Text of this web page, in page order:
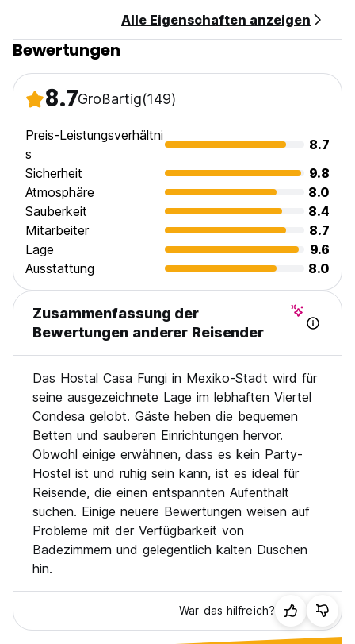
Frühstück inkludiert.
24 Stunden Empfang.
Wir akzeptieren Kunden nicht jünger als 18 Jahre. (Auto-
translated from original language)
Alle Eigenschaften anzeigen
Bewertungen
8.7Großartig(149)
Preis-Leistungsverhältni
s
8.7
Sicherheit
9.8
Atmosphäre
8.0
Sauberkeit
8.4
Mitarbeiter
8.7
Lage
9.6
Ausstattung
8.0
Zusammenfassung der
Bewertungen anderer Reisender
Das Hostal Casa Fungi in Mexiko-Stadt wird für
seine ausgezeichnete Lage im lebhaften Viertel
Condesa gelobt. Gäste heben die bequemen
Betten und sauberen Einrichtungen hervor.
Obwohl einige erwähnen, dass es kein Party-
Hostel ist und ruhig sein kann, ist es ideal für
Reisende, die einen entspannten Aufenthalt
suchen. Einige neuere Bewertungen weisen auf
Probleme mit der Verfügbarkeit von
Badezimmern und gelegentlich kalten Duschen
hin.
War das hilfreich?